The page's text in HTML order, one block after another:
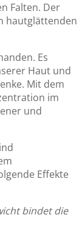
Falten. Der
hautglättenden
Es
Haut und
Mit dem
im
und
Effekte
bindet die